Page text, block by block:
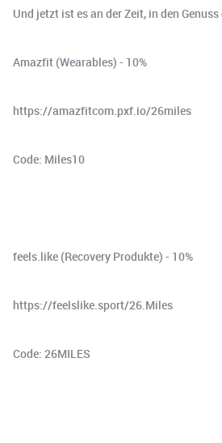
Und jetzt ist es an der Zeit, in den
Amazfit (Wearables) - 10%⁠⁠⁠⁠⁠⁠⁠⁠⁠⁠⁠⁠⁠⁠⁠⁠⁠⁠⁠⁠⁠
⁠⁠⁠⁠⁠⁠⁠⁠⁠⁠https://amazfitcom.pxf.io/26miles⁠⁠⁠⁠⁠⁠⁠⁠⁠⁠⁠
Code: Miles10
feels.like (Recovery Produkte) - 10%⁠⁠⁠⁠⁠⁠⁠⁠⁠⁠⁠⁠⁠⁠⁠⁠⁠⁠⁠⁠⁠
⁠⁠⁠⁠⁠⁠⁠⁠⁠⁠https://feelslike.sport/26.Miles⁠⁠⁠⁠⁠⁠⁠⁠⁠⁠⁠
Code: 26MILES